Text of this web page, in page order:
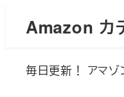
Amazon カ
毎日更新！ アマゾ